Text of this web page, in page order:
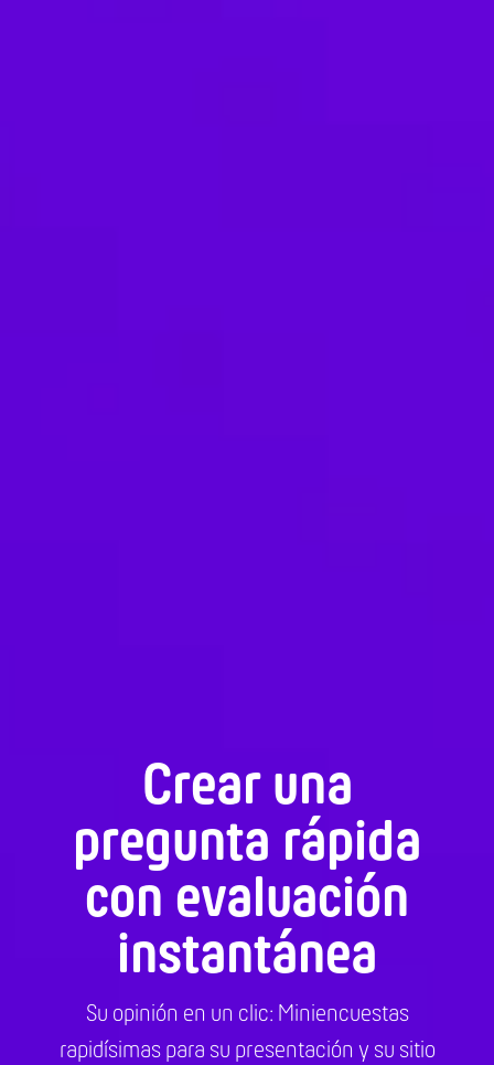
Crear una
pregunta rápida
con evaluación
instantánea
Su opinión en un clic: Miniencuestas
rapidísimas para su presentación y su sitio